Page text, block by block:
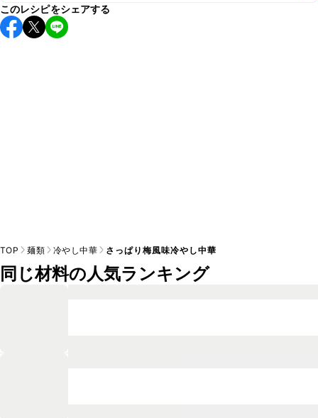
こちらのレシピは出来たてをお召し上がりいただくことをお
すすめします。
このレシピをシェアする
TOP 麺類 冷やし中華 さっぱり梅風味冷やし中華
同じ材料の人気ランキング